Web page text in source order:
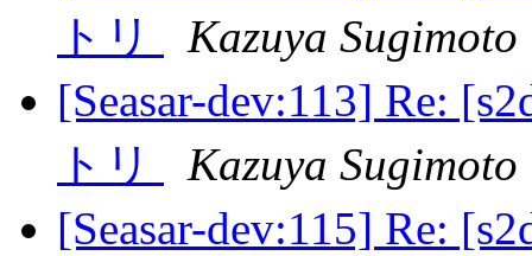
トリ
Kazuya Sugimoto
[Seasar-dev:113] Re:
トリ
Kazuya Sugimoto
[Seasar-dev:115] Re: